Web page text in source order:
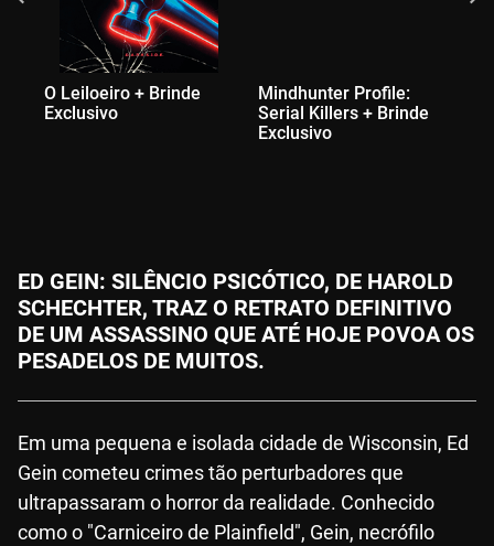
O Leiloeiro + Brinde
Exclusivo
Mindhunter Profile:
Serial Killers + Brinde
Exclusivo
ED GEIN: SILÊNCIO PSICÓTICO, DE HAROLD
SCHECHTER, TRAZ O RETRATO DEFINITIVO
DE UM ASSASSINO QUE ATÉ HOJE POVOA OS
PESADELOS DE MUITOS.
Em uma pequena e isolada cidade de Wisconsin, Ed
Gein cometeu crimes tão perturbadores que
ultrapassaram o horror da realidade. Conhecido
como o "Carniceiro de Plainfield", Gein, necrófilo